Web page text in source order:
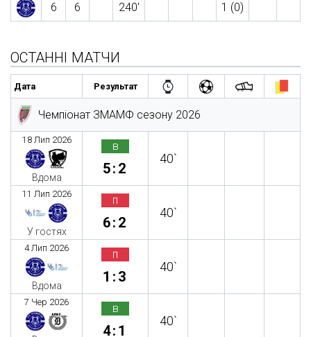
6 6 240′ 1 (0)
ОСТАННІ МАТЧИ
Дата Результат
Чемпіонат ЗМАМФ сезону 2026
18 Лип 2026
Вдома
в
5:2
40`
11 Лип 2026
У гостях
п
6:2
40`
4 Лип 2026
Вдома
п
1:3
40`
7 Чер 2026 в
4:1
40`